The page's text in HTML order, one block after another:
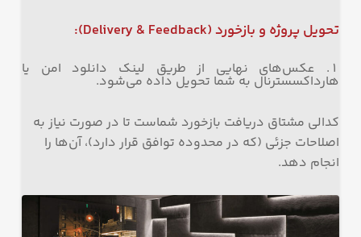
تحویل پروژه و بازخورد(Delivery & Feedback):
عکس‌های نهایی از طریق لینک دانلود امن یا
هارداکسسترنال به شما تحویل داده می‌شود.
کدالی مشتاق دریافت بازخورد شماست تا در صورت نیاز به
اصلاحات جزئی (که در محدوده توافق قرار دارد)، آن‌ها را
انجام دهد.